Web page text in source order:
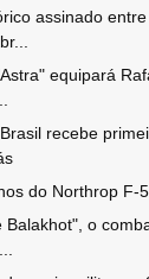
assinado entre
equipará
recebe
do Northrop F-
Balakhot", o